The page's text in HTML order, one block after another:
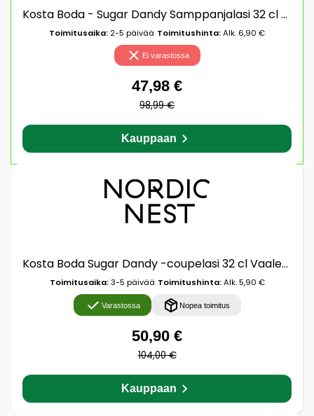
Kosta Boda - Sugar Dandy Samppanjalasi 32 cl Vaaleanpunainen
Toimitusaika: 2-5 päivää Toimitushinta:Alk. 6,90 €
Ei varastossa
47,98 €
98,99 €
Kauppaan
Kosta Boda Sugar Dandy -coupelasi 32 cl Vaaleanpunainen
Toimitusaika:3-5 päivää Toimitushinta:Alk. 5,90 €
Varastossa Nopea toimitus
50,90 €
104,00 €
Kauppaan